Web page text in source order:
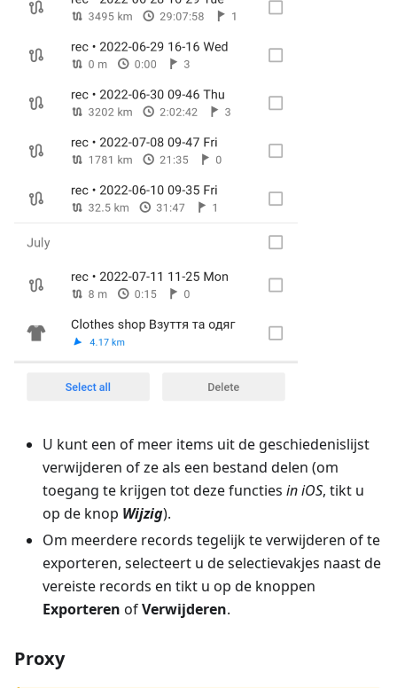
U kunt een of meer items uit de geschiedenislijst
verwijderen of ze als een bestand delen (om
toegang te krijgen tot deze functies in iOS, tikt u
op de knop Wijzig).
Om meerdere records tegelijk te verwijderen of te
exporteren, selecteert u de selectievakjes naast de
vereiste records en tikt u op de knoppen
Exporteren ofVerwijderen.
Proxy